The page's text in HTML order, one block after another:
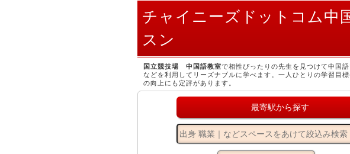
チャイニーズドットコム中
スン
国立競技場 中国語教室で相性ぴったりの先生を見つけて中国
などを利用してリーズナブルに学べます。一人ひとりの学習目
の向上にも定評があります。
最寄駅から探す